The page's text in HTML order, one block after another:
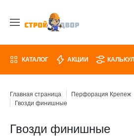
КАТАЛОГ АКЦИИ
Главная страница Перфорация Крепеж
Гвозди финишные
Гвозди финишные